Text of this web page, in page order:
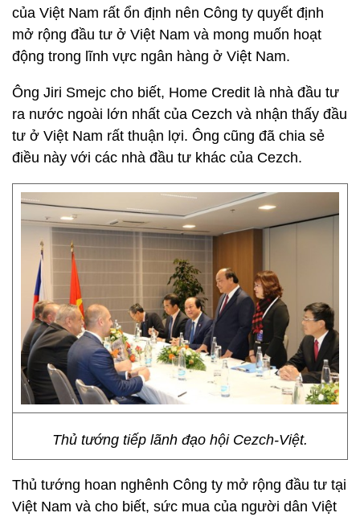
của Việt Nam rất ổn định nên Công ty quyết định
mở rộng đầu tư ở Việt Nam và mong muốn hoạt
động trong lĩnh vực ngân hàng ở Việt Nam.
Ông Jiri Smejc cho biết, Home Credit là nhà đầu tư
ra nước ngoài lớn nhất của Cezch và nhận thấy đầu
tư ở Việt Nam rất thuận lợi. Ông cũng đã chia sẻ
điều này với các nhà đầu tư khác của Cezch.
Thủ tướng tiếp lãnh đạo hội Cezch-Việt.
Thủ tướng hoan nghênh Công ty mở rộng đầu tư tại
Việt Nam và cho biết, sức mua của người dân Việt